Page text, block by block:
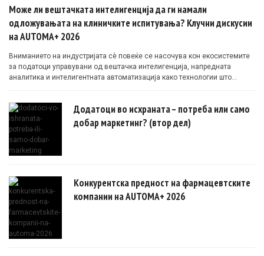
Може ли вештачката интелигенција да ги намали
одложувањата на клиничките испитувања? Клучни дискусии
на AUTOMA+ 2026
Вниманието на индустријата сè повеќе се насочува кон екосистемите
за податоци управувани од вештачка интелигенција, напредната
аналитика и интелигентната автоматизација како технологии што
Додатоци во исхраната – потреба или само
добар маркетинг? (втор дел)
Конкурентска предност на фармацевтските
компании на AUTOMA+ 2026